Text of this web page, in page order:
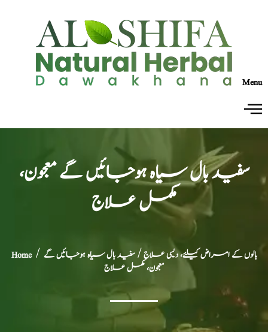
Menu
سفید بال سیاہ ہوجائیں گے معجون،
مکمل علاج
Home/ بالوں کے امراض کیلئے، دیسی علاج/ سفید بال سیاہ ہوجائیں گے
معجون، مکمل علاج